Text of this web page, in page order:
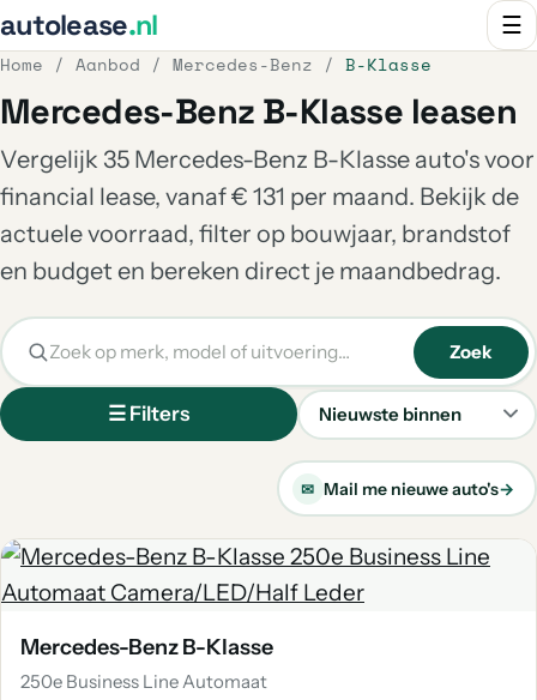
autolease.nl ☰
Home / Aanbod / Mercedes-Benz / B-Klasse
Mercedes-Benz B-Klasse leasen
Vergelijk 35 Mercedes-Benz B-Klasse auto's voor
financial lease, vanaf € 131 per maand. Bekijk de
actuele voorraad, filter op bouwjaar, brandstof
en budget en bereken direct je maandbedrag.
☰ Filters
Sorteren
Zoek
✉ Mail me nieuwe auto's→
Mercedes-Benz B-Klasse
250e Business Line Automaat